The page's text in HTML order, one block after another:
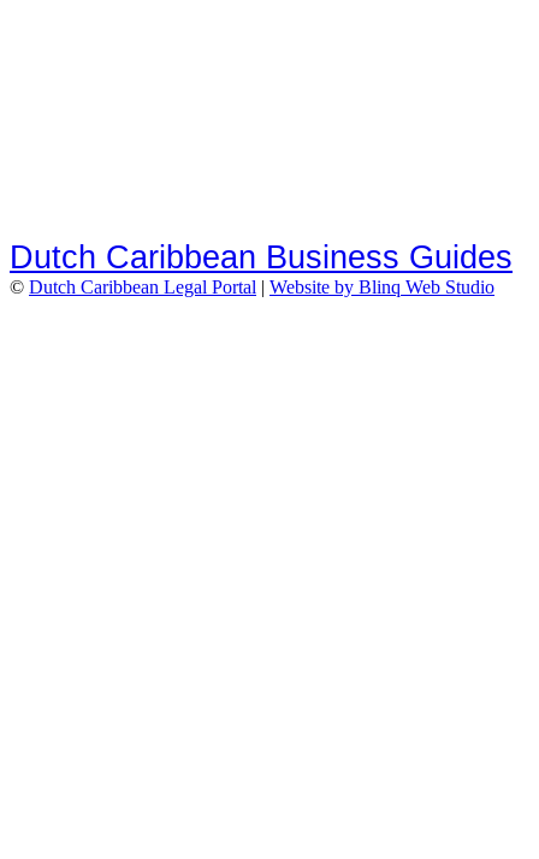
Dutch Caribbean Business Guides
© Dutch Caribbean Legal Portal | Website by Blinq Web Studio